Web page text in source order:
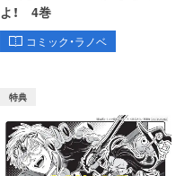
よ！ 4巻
コミック・ラノベ
特典